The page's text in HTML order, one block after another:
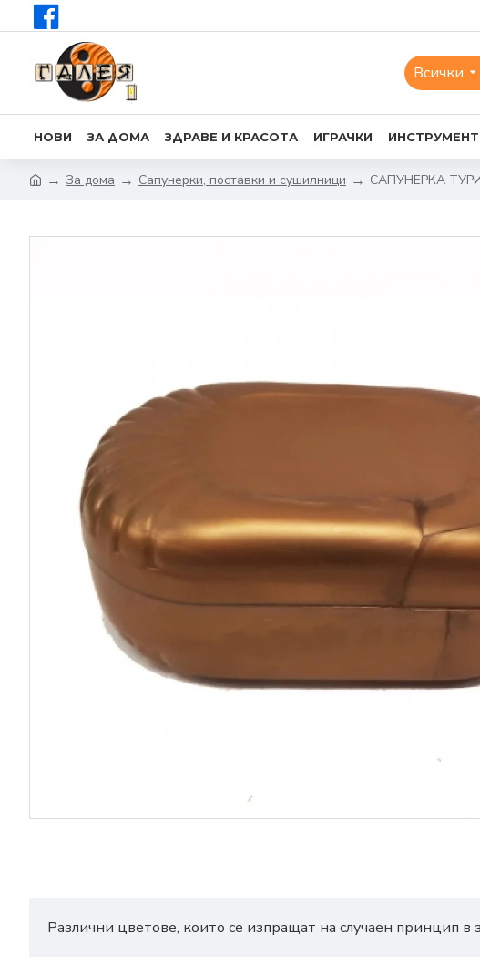
Всички
НОВИ ЗА ДОМА ЗДРАВЕ И КРАСОТА ИГРАЧКИ
За дома Сапунерки, поставки и сушилници САПУНЕРКА
Различни цветове, които се изпращат на случаен принцип в